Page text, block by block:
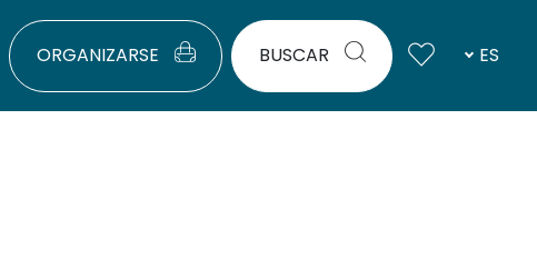
ORGANIZARSE BUSCAR ES